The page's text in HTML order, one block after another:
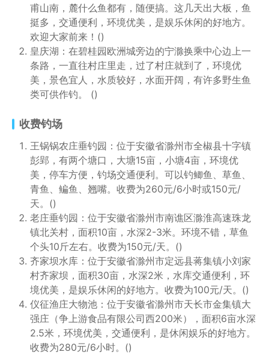
甫山南，麓什么鱼都有，随便搞。这几天出大板，鱼
挺多，交通便利，环境优美，是娱乐休闲的好地方。
欢迎大家前来！()
皇庆湖：在碧桂园欧洲城旁边的宁滁换乘中心边上一
条路，一直往村庄里走，过了村庄就到了，环境优
美，景色宜人，水质较好，水面开阔，有许多野生鱼
类可供作钓。 ()
收费钓场
王锅锅农庄垂钓园：位于安徽省滁州市全椒县十字镇
彭郢，有两个塘口，大塘15亩，小塘4亩，环境优
美，停车方便，钓场交通便利。可以钓鲫鱼、草鱼、
青鱼、鳊鱼、翘嘴。收费为260元/6小时或150元/
天。()
老庄垂钓园：位于安徽省滁州市南谯区滁淮高速珠龙
镇北关村，面积10亩，水深2-3米。环境不错，草鱼
个头10斤左右。收费为150元/天。()
齐家坝水库：位于安徽省滁州市定远县蒋集镇小刘家
村齐家坝，面积30亩，水深2米，水库交通便利，环
境优美，是娱乐休闲的好地方。收费为100元/天。()
仪征渔庄大物池：位于安徽省滁州市天长市金集镇大
强庄（争上游食品有限公司西200米），面积6亩水深
2.5米，环境优美，交通便利，是休闲娱乐的好地方。
收费为280元/6小时。()